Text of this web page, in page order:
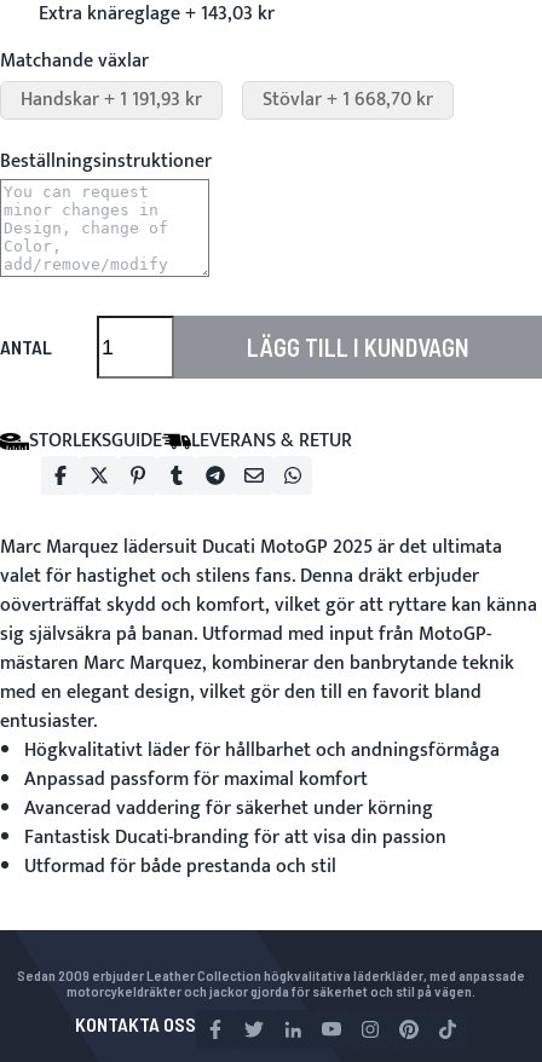
Extra knäreglage + 143,03 kr
Matchande växlar
Handskar + 1 191,93 kr
Stövlar + 1 668,70 kr
Beställningsinstruktioner
ANTAL LÄGG TILL I KUNDVAGN
STORLEKSGUIDE LEVERANS & RETUR
Marc Marquez lädersuitDucati MotoGP 2025 är det ultimata
valet för hastighet och stilens fans. Denna dräkt erbjuder
oöverträffat skydd och komfort, vilket gör att ryttare kan känna
sig självsäkra på banan. Utformad med input från MotoGP-
mästaren Marc Marquez, kombinerar den banbrytande teknik
med en elegant design, vilket gör den till en favorit bland
entusiaster.
Högkvalitativt läder för hållbarhet och andningsförmåga
Anpassad passform för maximal komfort
Avancerad vaddering för säkerhet under körning
Fantastisk Ducati-branding för att visa din passion
Utformad för både prestanda och stil
Sedan 2009 erbjuder Leather Collection högkvalitativa läderkläder, med anpassade
motorcykeldräkter och jackor gjorda för säkerhet och stil på vägen.
KONTAKTA OSS